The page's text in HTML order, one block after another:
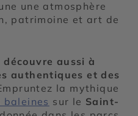
une atmosphère
patrimoine et art de
découvre aussi à
authentiques et des
la mythique
baleines sur le Saint-